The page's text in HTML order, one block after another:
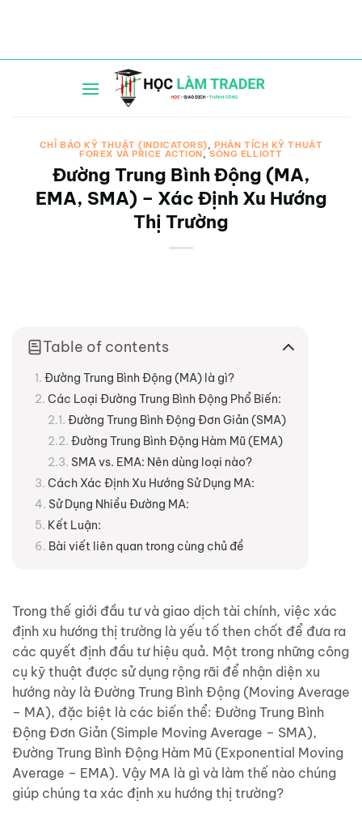
CHỈ BÁO KỸ THUẬT (INDICATORS),PHÂN TÍCH KỸ THUẬT
FOREX VÀ PRICE ACTION,SÓNG ELLIOTT
Đường Trung Bình Động (MA,
EMA, SMA) – Xác Định Xu Hướng
Thị Trường
Table of contents
Đường Trung Bình Động (MA) là gì?
Các Loại Đường Trung Bình Động Phổ Biến:
Đường Trung Bình Động Đơn Giản (SMA)
Đường Trung Bình Động Hàm Mũ (EMA)
SMA vs. EMA: Nên dùng loại nào?
Cách Xác Định Xu Hướng Sử Dụng MA:
Sử Dụng Nhiều Đường MA:
Kết Luận:
Bài viết liên quan trong cùng chủ đề
Trong thế giới đầu tư và giao dịch tài chính, việc xác
định xu hướng thị trường là yếu tố then chốt để đưa ra
các quyết định đầu tư hiệu quả. Một trong những công
cụ kỹ thuật được sử dụng rộng rãi để nhận diện xu
hướng này là Đường Trung Bình Động (Moving Average
– MA), đặc biệt là các biến thể: Đường Trung Bình
Động Đơn Giản (Simple Moving Average – SMA),
Đường Trung Bình Động Hàm Mũ (Exponential Moving
Average – EMA). Vậy MA là gì và làm thế nào chúng
giúp chúng ta xác định xu hướng thị trường?